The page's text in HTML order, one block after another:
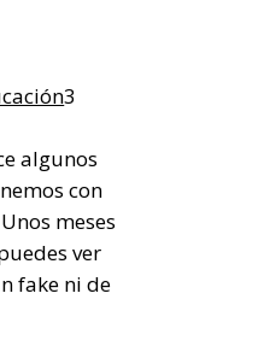
3
algunos
con
meses
ver
fake ni de